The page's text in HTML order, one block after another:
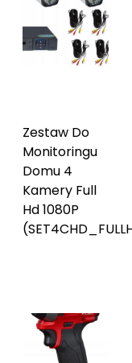
Zestaw Do
Monitoringu
Domu 4
Kamery Full
Hd 1080P